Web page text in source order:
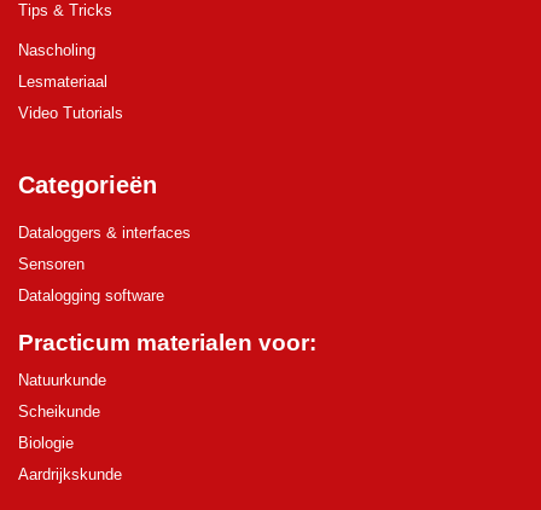
Tips & Tricks
Nascholing
Lesmateriaal
Video Tutorials
Categorieën
Dataloggers & interfaces
Sensoren
Datalogging software
Practicum materialen voor:
Natuurkunde
Scheikunde
Biologie
Aardrijkskunde